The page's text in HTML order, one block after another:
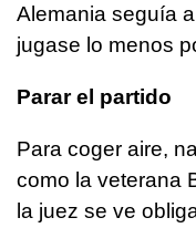
Alemania seguía
jugase lo menos
Parar el partido
Para coger aire,
como la veterana
la juez se ve